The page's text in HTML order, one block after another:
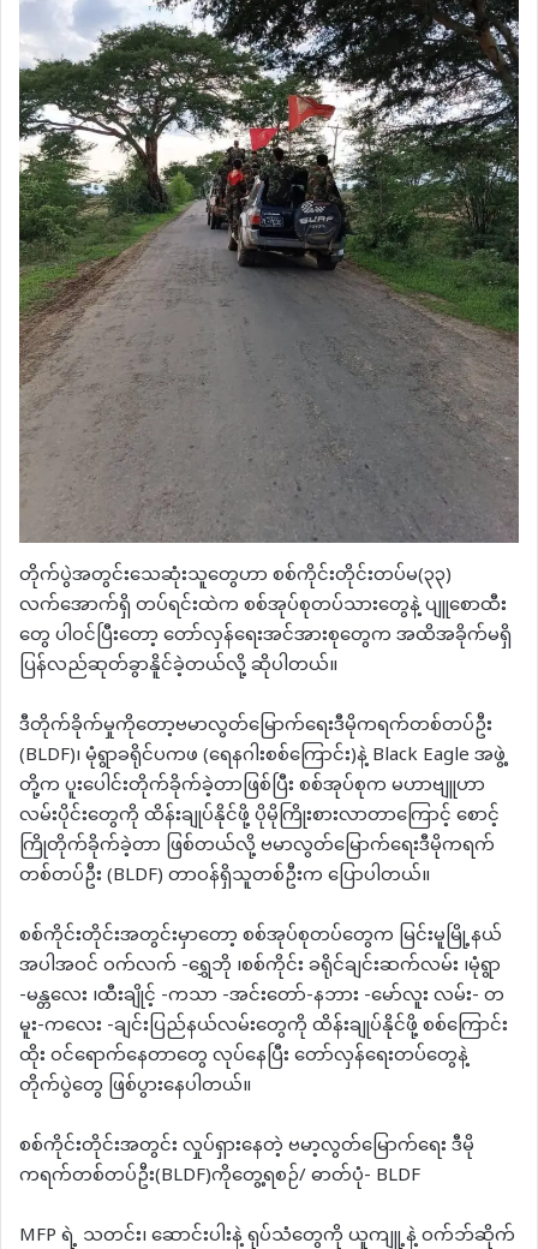
တိုက်ပွဲအတွင်းသေဆုံးသူတွေဟာ စစ်ကိုင်းတိုင်းတပ်မ(၃၃)
လက်အောက်ရှိ တပ်ရင်းထဲက စစ်အုပ်စုတပ်သားတွေနဲ့ ပျူစောထီး
တွေ ပါဝင်ပြီးတော့ တော်လှန်ရေးအင်အားစုတွေက အထိအခိုက်မရှိ
ပြန်လည်ဆုတ်ခွာနိူင်ခဲ့တယ်လို့ ဆိုပါတယ်။
ဒီတိုက်ခိုက်မှုကိုတော့ဗမာလွတ်မြောက်ရေးဒီမိုကရက်တစ်တပ်ဦး
(BLDF)၊ မုံရွာခရိုင်ပကဖ (ရေနဂါးစစ်ကြောင်း)နဲ့ Black Eagle အဖွဲ့
တို့က ပူးပေါင်းတိုက်ခိုက်ခဲ့တာဖြစ်ပြီး စစ်အုပ်စုက မဟာဗျူဟာ
လမ်းပိုင်းတွေကို ထိန်းချုပ်နိုင်ဖို့ ပိုမိုကြိုးစားလာတာကြောင့် စောင့်
ကြိုတိုက်ခိုက်ခဲ့တာ ဖြစ်တယ်လို့ ဗမာလွတ်မြောက်ရေးဒီမိုကရက်
တစ်တပ်ဦး (BLDF) တာဝန်ရှိသူတစ်ဦးက ပြောပါတယ်။
စစ်ကိုင်းတိုင်းအတွင်းမှာတော့ စစ်အုပ်စုတပ်တွေက မြင်းမူမြို့နယ်
အပါအဝင် ဝက်လက် -ရွှေဘို ၊စစ်ကိုင်း ခရိုင်ချင်းဆက်လမ်း ၊မုံရွာ
-မန္တလေး ၊ထီးချိုင့် -ကသာ -အင်းတော်-နဘား -မော်လူး လမ်း- တ
မူး-ကလေး -ချင်းပြည်နယ်လမ်းတွေကို ထိန်းချုပ်နိုင်ဖို့ စစ်ကြောင်း
ထိုး ဝင်ရောက်နေတာတွေ လုပ်နေပြီး တော်လှန်ရေးတပ်တွေနဲ့
တိုက်ပွဲတွေ ဖြစ်ပွားနေပါတယ်။
စစ်ကိုင်းတိုင်းအတွင်း လှုပ်ရှားနေတဲ့ ဗမာ့လွတ်မြောက်ရေး ဒီမို
ကရက်တစ်တပ်ဦး(BLDF)ကိုတွေ့ရစဉ်/ ဓာတ်ပုံ- BLDF
MFP ရဲ့ သတင်း၊ ဆောင်းပါးနဲ့ ရုပ်သံတွေကို ယူကျူ့နဲ့ ဝက်ဘ်ဆိုက်